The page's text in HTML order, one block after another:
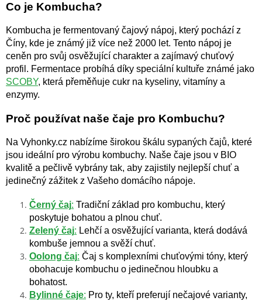
Co je Kombucha?
Kombucha je fermentovaný čajový nápoj, který pochází z
Číny, kde je známý již více než 2000 let. Tento nápoj je
ceněn pro svůj osvěžující charakter a zajímavý chuťový
profil. Fermentace probíhá díky speciální kultuře známé jako
SCOBY, která přeměňuje cukr na kyseliny, vitamíny a
enzymy.
Proč používat naše čaje pro Kombuchu?
Na Vyhonky.cz nabízíme širokou škálu sypaných čajů, které
jsou ideální pro výrobu kombuchy. Naše čaje jsou v BIO
kvalitě a pečlivě vybrány tak, aby zajistily nejlepší chuť a
jedinečný zážitek z Vašeho domácího nápoje.
Černý čaj: Tradiční základ pro kombuchu, který
poskytuje bohatou a plnou chuť.
Zelený čaj: Lehčí a osvěžující varianta, která dodává
kombuše jemnou a svěží chuť.
Oolong čaj: Čaj s komplexními chuťovými tóny, který
obohacuje kombuchu o jedinečnou hloubku a
bohatost.
Bylinné čaje: Pro ty, kteří preferují nečajové varianty,